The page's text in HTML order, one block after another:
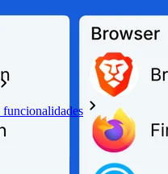
funcionalidades